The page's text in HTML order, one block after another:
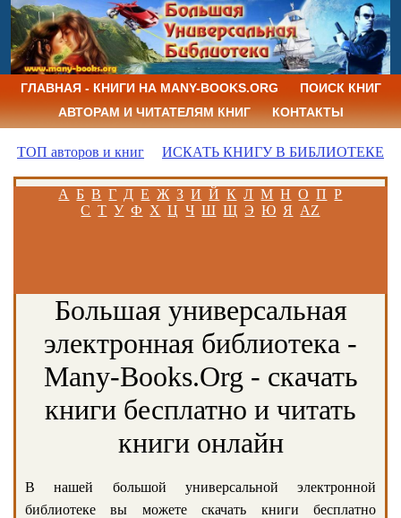
ГЛАВНАЯ - КНИГИ НА MANY-BOOKS.ORG
ПОИСК КНИГ
АВТОРАМ И ЧИТАТЕЛЯМ КНИГ
КОНТАКТЫ
ТОП авторов и книг ИСКАТЬ КНИГУ В БИБЛИОТЕКЕ
А Б В Г Д Е Ж З И Й К Л М Н О П Р
С Т У Ф Х Ц Ч Ш Щ Э Ю Я AZ
Большая универсальная
электронная библиотека -
Many-Books.Org - скачать
книги бесплатно и читать
книги онлайн
В нашей большой универсальной электронной
библиотеке вы можете скачать книги бесплатно